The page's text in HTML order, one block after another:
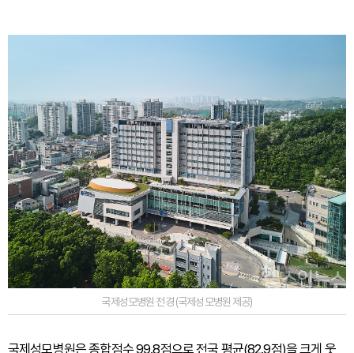
국제성모병원 전경 (국제성모병원 제공)
국제성모병원은 종합점수 99.8점으로 전국 평균(82.9점)을 크게 웃